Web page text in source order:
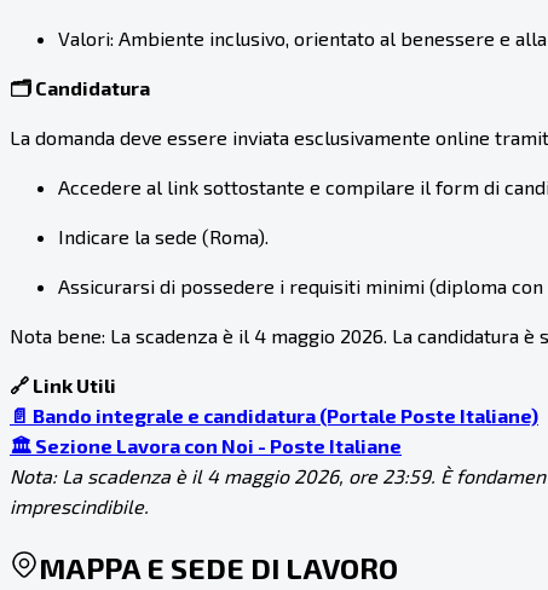
Valori: Ambiente inclusivo, orientato al benessere e
🗂️ Candidatura
La domanda deve essere inviata esclusivamente online
Accedere al link sottostante e compilare il form di
Indicare la sede (Roma).
Assicurarsi di possedere i requisiti minimi (diploma
Nota bene: La scadenza è il 4 maggio 2026. La candidatura
🔗 Link Utili
📄 Bando integrale e candidatura (Portale Poste Italiane)
🏛️ Sezione Lavora con Noi - Poste Italiane
Nota: La scadenza è il 4 maggio 2026, ore 23:59. È
imprescindibile.
MAPPA E SEDE DI LAVORO